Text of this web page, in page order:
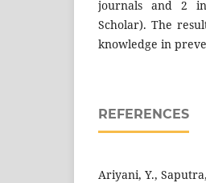
journals and 2
Scholar). The
knowledge in
REFERENCES
Ariyani, Y.,